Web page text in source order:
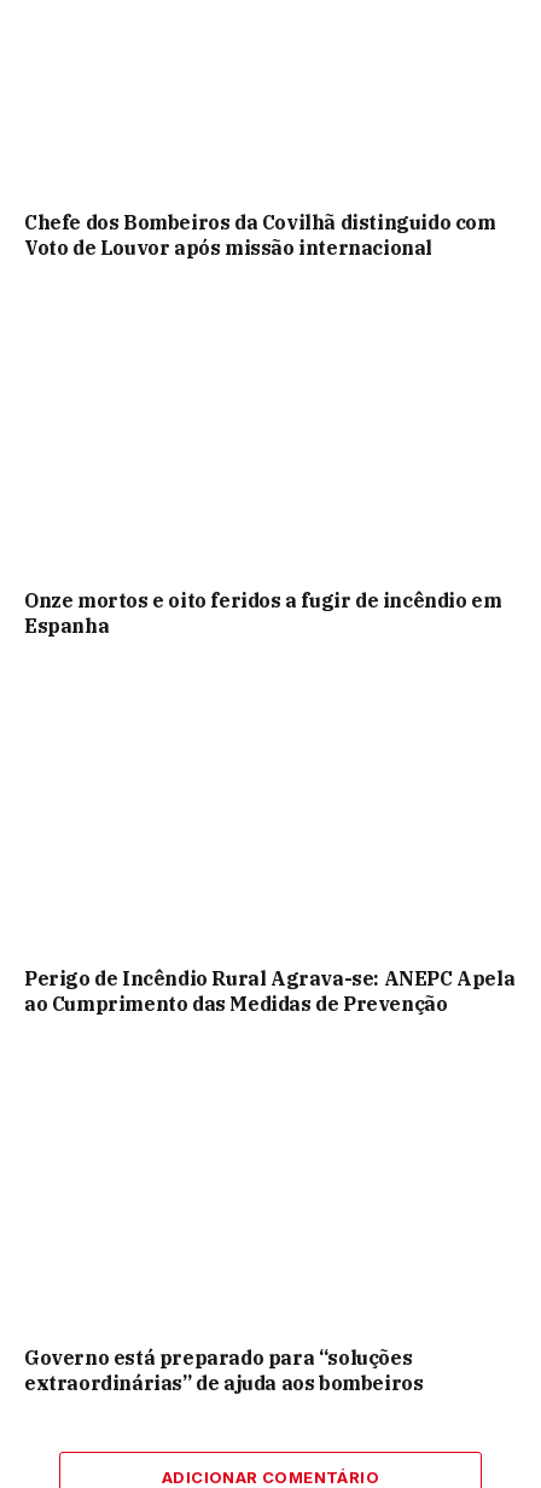
Chefe dos Bombeiros da Covilhã distinguido com
Voto de Louvor após missão internacional
Onze mortos e oito feridos a fugir de incêndio em
Espanha
Perigo de Incêndio Rural Agrava-se: ANEPC Apela
ao Cumprimento das Medidas de Prevenção
Governo está preparado para “soluções
extraordinárias” de ajuda aos bombeiros
ADICIONAR COMENTÁRIO